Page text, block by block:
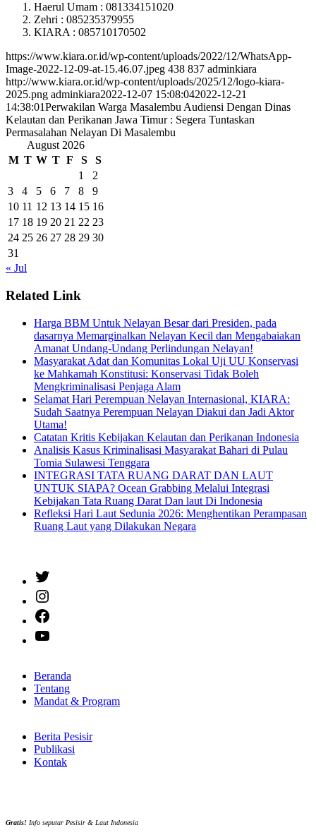
Haerul Umam : 081334151020
Zehri : 085235379955
KIARA : 085710170502
https://www.kiara.or.id/wp-content/uploads/2022/12/WhatsApp-
Image-2022-12-09-at-15.46.07.jpeg 438 837 adminkiara
http://www.kiara.or.id/wp-content/uploads/2025/12/logo-kiara-
2025.png adminkiara2022-12-07 15:08:042022-12-21
14:38:01Perwakilan Warga Masalembu Audiensi Dengan Dinas
Kelautan dan Perikanan Jawa Timur : Segera Tuntaskan
Permasalahan Nelayan Di Masalembu
August 2026
M T W T F S
S
1
2
3
4 5 6 7 8
9
10 11 12 13 14 15 16
17 18 19 20 21 22 23
24 25 26 27 28 29 30
31
« Jul
Related Link
Harga BBM Untuk Nelayan Besar dari Presiden, pada
dasarnya Memarginalkan Nelayan Kecil dan Mengabaiakan
Amanat Undang-Undang Perlindungan Nelayan!
Masyarakat Adat dan Komunitas Lokal Uji UU Konservasi
ke Mahkamah Konstitusi: Konservasi Tidak Boleh
Mengkriminalisasi Penjaga Alam
Selamat Hari Perempuan Nelayan Internasional, KIARA:
Sudah Saatnya Perempuan Nelayan Diakui dan Jadi Aktor
Utama!
Catatan Kritis Kebijakan Kelautan dan Perikanan Indonesia
Analisis Kasus Kriminalisasi Masyarakat Bahari di Pulau
Tomia Sulawesi Tenggara
INTEGRASI TATA RUANG DARAT DAN LAUT
UNTUK SIAPA? Ocean Grabbing Melalui Integrasi
Kebijakan Tata Ruang Darat Dan laut Di Indonesia
Refleksi Hari Laut Sedunia 2026: Menghentikan Perampasan
Ruang Laut yang Dilakukan Negara
Beranda
Tentang
Mandat & Program
Berita Pesisir
Publikasi
Kontak
Gratis! Info seputar Pesisir & Laut Indonesia